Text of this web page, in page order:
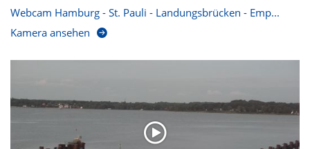
Webcam Hamburg - St. Pauli - Landungsbrücken - Emp...
Kamera ansehen